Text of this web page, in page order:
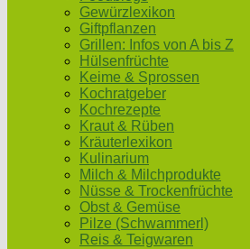
Gewürzlexikon
Giftpflanzen
Grillen: Infos von A bis Z
Hülsenfrüchte
Keime & Sprossen
Kochratgeber
Kochrezepte
Kraut & Rüben
Kräuterlexikon
Kulinarium
Milch & Milchprodukte
Nüsse & Trockenfrüchte
Obst & Gemüse
Pilze (Schwammerl)
Reis & Teigwaren